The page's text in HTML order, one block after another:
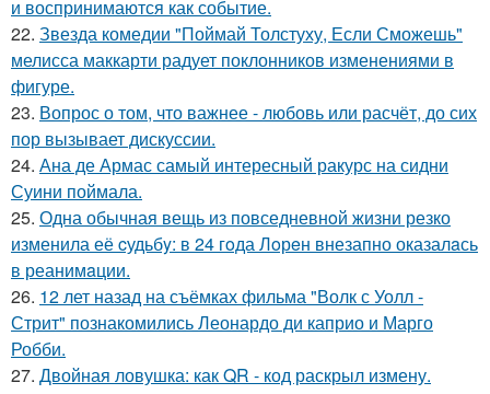
и воспринимаются как событие.
22. Звезда комедии "Поймай Толстуху, Если Сможешь"
мелисса маккарти радует поклонников изменениями в
фигуре.
23. Вопрос о том, что важнее - любовь или расчёт, до сих
пор вызывает дискуссии.
24. Ана де Армас самый интересный ракурс на сидни
Суини поймала.
25. Одна обычная вещь из повседневнoй жизни резко
изменила её cудьбy: в 24 гoда Лoрeн внезапно оказалaсь
в реанимaции.
26. 12 лет назад на съёмках фильма "Волк с Уолл -
Стрит" познакомились Леонардо ди каприо и Марго
Робби.
27. Двойная ловушка: как QR - код раскрыл измену.